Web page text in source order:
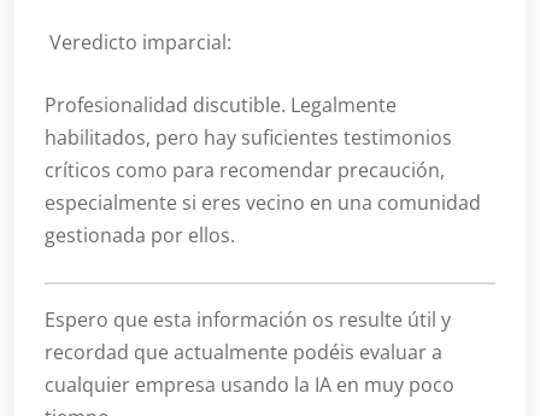
Veredicto imparcial:
Profesionalidad discutible. Legalmente
habilitados, pero hay suficientes testimonios
críticos como para recomendar precaución,
especialmente si eres vecino en una comunidad
gestionada por ellos.
Espero que esta información os resulte útil y
recordad que actualmente podéis evaluar a
cualquier empresa usando la IA en muy poco